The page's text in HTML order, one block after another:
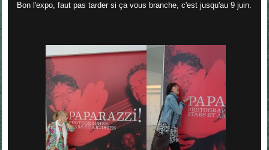
Bon l'expo, faut pas tarder si ça vous branche, c'est jusqu'au 9 juin.